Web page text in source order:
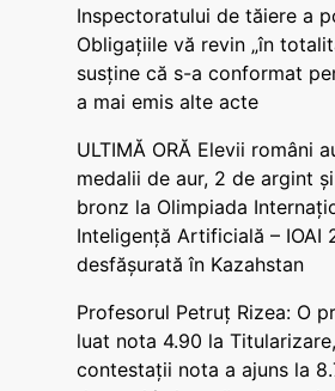
Inspectoratului de tăiere a
Obligațiile vă revin „în
susține că s-a conformat
a mai emis alte acte
ULTIMĂ ORĂ Elevii români
medalii de aur, 2 de argint
bronz la Olimpiada
Inteligență Artificială – IOAI
desfășurată în Kazahstan
Profesorul Petruț Rizea: O
luat nota 4.90 la
contestații nota a ajuns la